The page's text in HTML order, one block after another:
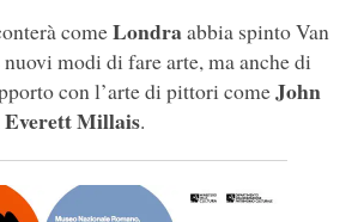
comeLondraabbia spinto Van
modi di fare arte, ma anche di
con l’arte di pittori comeJohn
Everett Millais.